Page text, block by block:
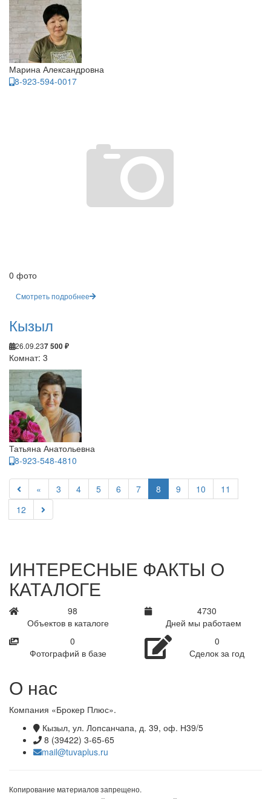
Марина Александровна
8-923-594-0017
0 фото
Смотреть подробнее
Кызыл
26.09.237 500 ₽
Комнат: 3
Татьяна Анатольевна
8-923-548-4810
« 3 4 5 6 7 8 9 10
11
12
ИНТЕРЕСНЫЕ ФАКТЫ О
КАТАЛОГЕ
125
Объектов в каталоге
6003
Дней мы работаем
0
Фотографий в базе
0
Сделок за год
О нас
Компания «Брокер Плюс».
Кызыл, ул. Лопсанчапа, д. 39, оф. Н39/5
8 (39422) 3-65-65
mail@tuvaplus.ru
Копирование материалов запрещено.